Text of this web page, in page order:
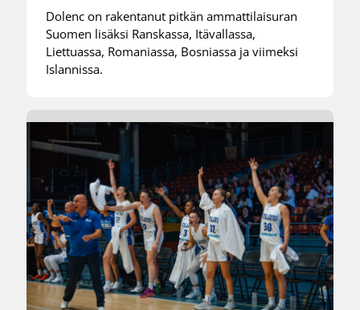
Dolenc on rakentanut pitkän ammattilaisuran
Suomen lisäksi Ranskassa, Itävallassa,
Liettuassa, Romaniassa, Bosniassa ja viimeksi
Islannissa.